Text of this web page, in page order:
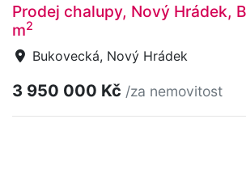
Prodej chalupy, Nový Hrádek,
m2
Bukovecká, Nový Hrádek
3 950 000 Kč /za nemovitost